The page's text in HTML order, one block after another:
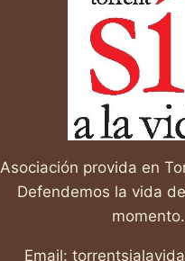
Asociación provida en
Defendemos la vida
momento.
Email: